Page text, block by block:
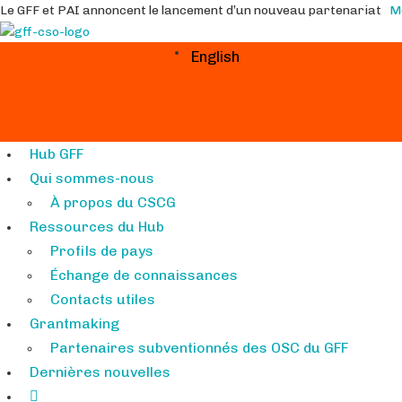
Le GFF et PAI annoncent le lancement d’un nouveau partenariat
English
Hub GFF
Qui sommes-nous
À propos du CSCG
Ressources du Hub
Profils de pays
Échange de connaissances
Contacts utiles
Grantmaking
Partenaires subventionnés des OSC du GFF
Dernières nouvelles